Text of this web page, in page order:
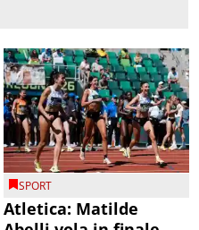
SPORT
Atletica: Matilde